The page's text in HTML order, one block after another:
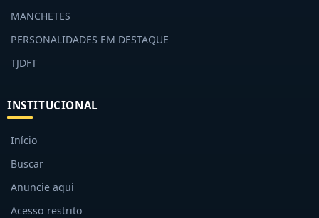
MANCHETES
PERSONALIDADES EM DESTAQUE
TJDFT
INSTITUCIONAL
Início
Buscar
Anuncie aqui
Acesso restrito